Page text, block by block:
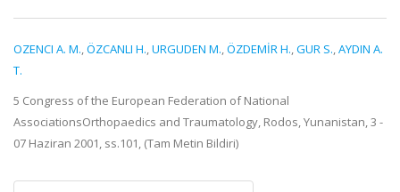
OZENCI A. M.,ÖZCANLI H.,URGUDEN M.,ÖZDEMİR H.,GUR S.,AYDIN A.
T.
5 Congress of the European Federation of National
AssociationsOrthopaedics and Traumatology, Rodos, Yunanistan, 3 -
07 Haziran 2001, ss.101, (Tam Metin Bildiri)